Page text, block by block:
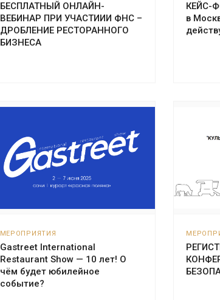
БЕСПЛАТНЫЙ ОНЛАЙН-
ВЕБИНАР ПРИ УЧАСТИИИ ФНС –
ДРОБЛЕНИЕ РЕСТОРАННОГО
БИЗНЕСА
КЕЙС-
в
МЕРОПРИЯТИЯ
Gastreet International
Restaurant Show — 10 лет! О
чём будет юбилейное
событие?